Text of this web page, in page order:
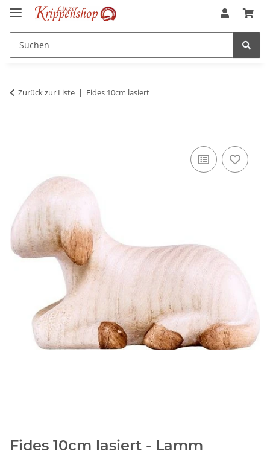
Zurück zur Liste Fides 10cm lasiert
Fides 10cm lasiert - Lamm